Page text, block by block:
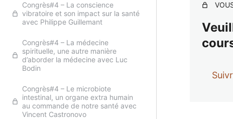
Congrès#4 – La conscience
vibratoire et son impact sur la santé
avec Philippe Guillemant
Congrès#4 – La médecine
spirituelle, une autre manière
d’aborder la médecine avec Luc
Bodin
Congrès#4 – Le microbiote
intestinal, un organe extra humain
au commande de notre santé avec
Vincent Castronovo